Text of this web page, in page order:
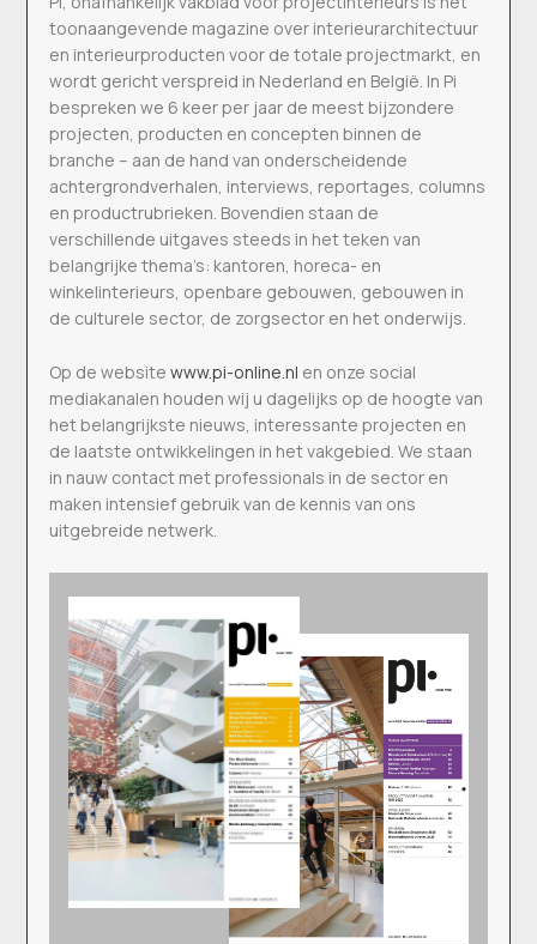
toonaangevende magazine over interieurarchitectuur
en interieurproducten voor de totale projectmarkt, en
wordt gericht verspreid in Nederland en België. In Pi
bespreken we 6 keer per jaar de meest bijzondere
projecten, producten en concepten binnen de
branche – aan de hand van onderscheidende
achtergrondverhalen, interviews, reportages, columns
en productrubrieken. Bovendien staan de
verschillende uitgaves steeds in het teken van
belangrijke thema’s: kantoren, horeca- en
winkelinterieurs, openbare gebouwen, gebouwen in
de culturele sector, de zorgsector en het onderwijs.
Op de websitewww.pi-online.nl en onze social
mediakanalen houden wij u dagelijks op de hoogte van
het belangrijkste nieuws, interessante projecten en
de laatste ontwikkelingen in het vakgebied. We staan
in nauw contact met professionals in de sector en
maken intensief gebruik van de kennis van ons
uitgebreide netwerk.